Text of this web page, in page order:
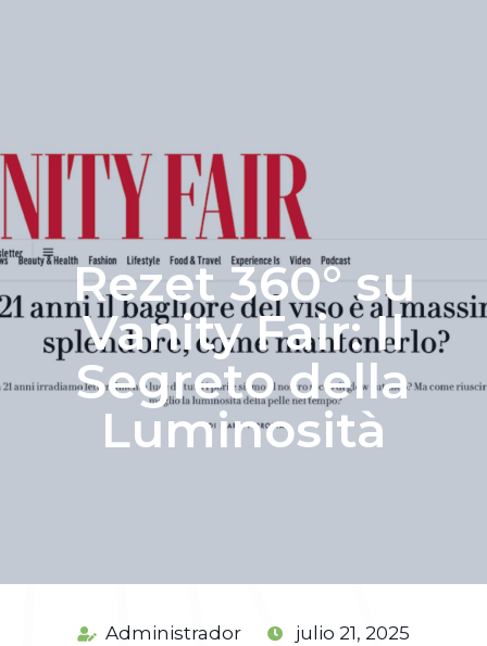
Rezet 360° su
Vanity Fair: Il
Segreto della
Luminosità
Administrador
julio 21, 2025